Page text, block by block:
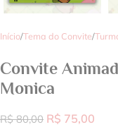
Início/Tema do Convite/
Convite
Monica
R$80,00 R$ 75,00